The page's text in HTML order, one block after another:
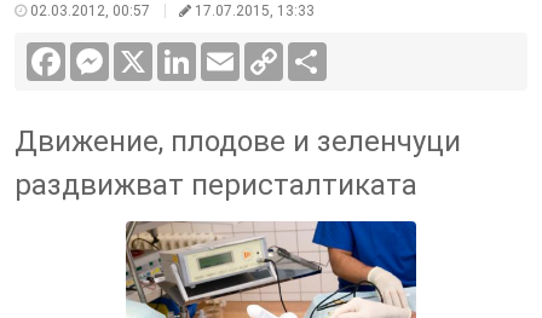
02.03.2012, 00:57 17.07.2015, 13:33
FacebookMessenger LinkedInEmail
Copy
Link
Движение, плодове и зеленчуци
раздвижват перисталтиката
Всеки втори до 50-годишна
възраст е с хемороиди